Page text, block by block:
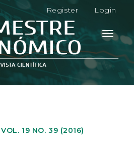
Register Login
Toggle
VOL. 19 NO. 39 (2016)